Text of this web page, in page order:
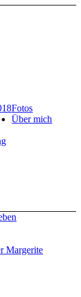
Fotos
Über mich